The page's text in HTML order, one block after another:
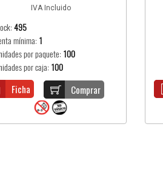
IVA Incluido
495
mínima: 1
por paquete: 100
por caja: 100
Comprar
Ficha